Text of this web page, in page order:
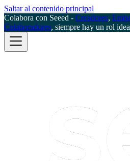
Saltar al contenido principal
Colabora con Seeed - Creadores,
Colaboradores, siempre hay un rol